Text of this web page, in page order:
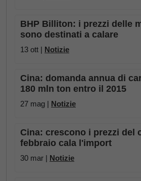
BHP Billiton: i prezzi delle
sono destinati a calare
13 ott | Notizie
Cina: domanda annua di
180 mln ton entro il 2015
27 mag | Notizie
Cina: crescono i prezzi del
febbraio cala l'import
30 mar | Notizie